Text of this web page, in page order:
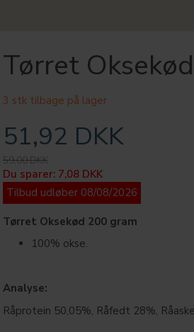
Tørret
3 stk tilbage på lager
51,92 DKK
59,00 DKK
Du sparer: 7,08 DKK
Tilbud udløber 08/08/2026
Tørret Oksekød 200 gram
100% okse.
Analyse:
Råprotein 50,05%, Råfedt 28%,